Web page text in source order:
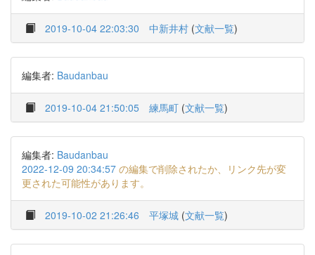
2019-10-04 22:03:30 中新井村 (文献一覧)
編集者: Baudanbau
2019-10-04 21:50:05 練馬町 (文献一覧)
編集者: Baudanbau
2022-12-09 20:34:57 の編集で削除されたか、リンク先が変
更された可能性があります。
2019-10-02 21:26:46 平塚城 (文献一覧)